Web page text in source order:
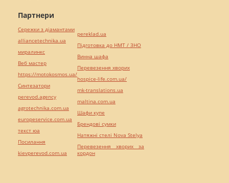
Партнери
Сережки з діамантами
alliancetechnika.ua
миралинкс
Веб мастер
https://motokosmos.ua/
Синтезатори
perevod.agency
agrotechnika.com.ua
europeservice.com.ua
текст юа
Посилання
kievperevod.com.ua
pereklad.ua
Підготовка до НМТ / ЗНО
Винна шафа
Перевезення хворих
hospice-life.com.ua/
mk-translations.ua
maltina.com.ua
Шафи купе
Брендові сумки
Натяжні стелі Nova Stelya
Перевезення хворих за
кордон